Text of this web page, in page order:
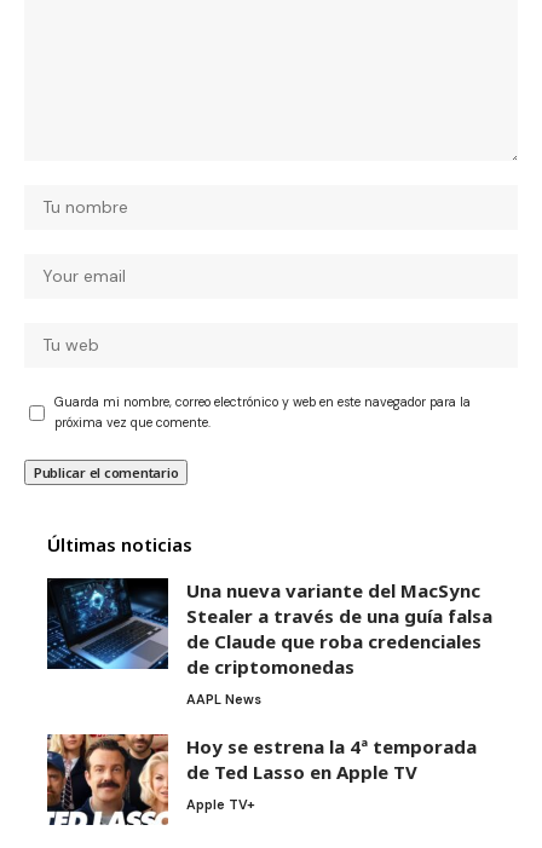
Guarda mi nombre, correo electrónico y web en este navegador para la
próxima vez que comente.
Últimas noticias
Una nueva variante del MacSync
Stealer a través de una guía falsa
de Claude que roba credenciales
de criptomonedas
AAPL News
Hoy se estrena la 4ª temporada
de Ted Lasso en Apple TV
Apple TV+